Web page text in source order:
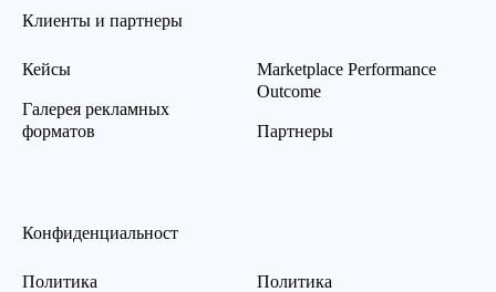
Клиенты и партнеры
Кейсы
Галерея рекламных
форматов
Marketplace Performance
Outcome
Партнеры
Конфиденциальност
Политика
Политика